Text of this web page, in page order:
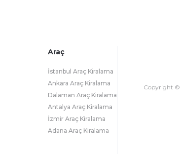
Araç
İstanbul Araç Kiralama
Ankara Araç Kiralama
Dalaman Araç Kiralama
Antalya Araç Kiralama
İzmir Araç Kiralama
Adana Araç Kiralama
Copyright ©